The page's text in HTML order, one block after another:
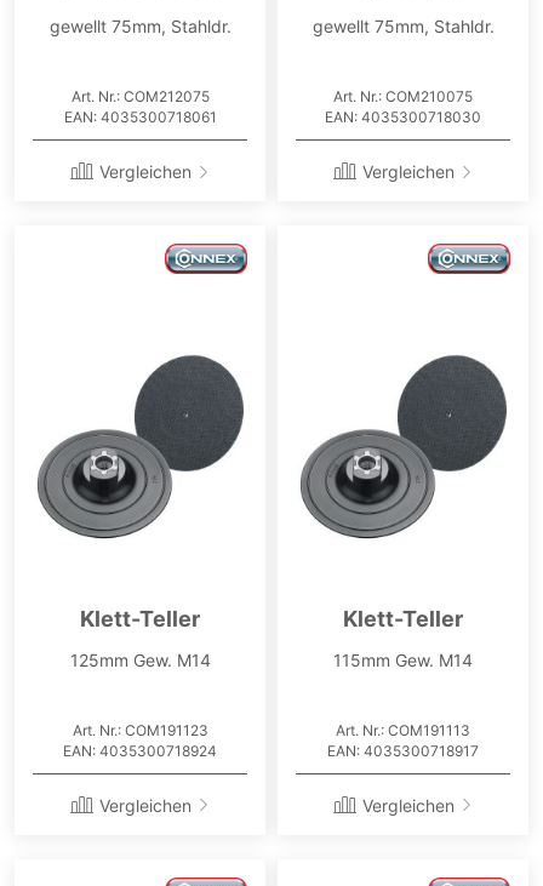
gewellt 75mm, Stahldr.
Art. Nr.: COM212075
EAN: 4035300718061
Vergleichen
gewellt 75mm, Stahldr.
Art. Nr.: COM210075
EAN: 4035300718030
Vergleichen
Klett-Teller
125mm Gew. M14
Art. Nr.: COM191123
EAN: 4035300718924
Vergleichen
Klett-Teller
115mm Gew. M14
Art. Nr.: COM191113
EAN: 4035300718917
Vergleichen